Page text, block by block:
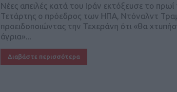
Nέες απειλές κατά του Ιράν εκτόξευσε το πρωί
Τετάρτης ο πρόεδρος των ΗΠΑ, Ντόναλντ
προειδοποιώντας την Τεχεράνη ότι «θα
άγρια»...
Διαβάστε περισσότερα